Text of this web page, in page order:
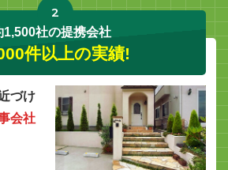
2
1,500社の提携会社
件以上の実績!
づけ
会社